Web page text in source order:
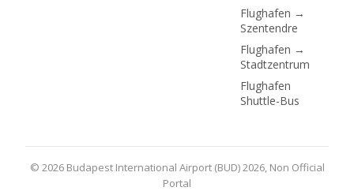
Flughafen →
Szentendre
Flughafen →
Stadtzentrum
Flughafen
Shuttle-Bus
© 2026 Budapest International Airport (BUD) 2026, Non Official
Portal